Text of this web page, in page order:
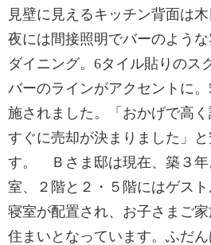
見壁に見えるキッチン背面は木
夜には間接照明でバーのよう
ダイニング。6タイル貼りのス
バーのラインがアクセントに
施されました。「おかげで高く
すぐに売却が決まりました」
す。 Ｂさま邸は現在、築３年
室、２階と２・５階にはゲス
寝室が配置され、お子さまご
住まいとなっています。ふだ